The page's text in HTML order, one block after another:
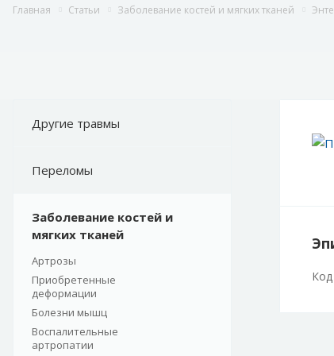
Главная Статьи Заболевание костей и мягких тканей
Другие травмы
Переломы
Заболевание костей и
мягких тканей
Артрозы
Приобретенные
деформации
Болезни мышц
Воспалительные
артропатии